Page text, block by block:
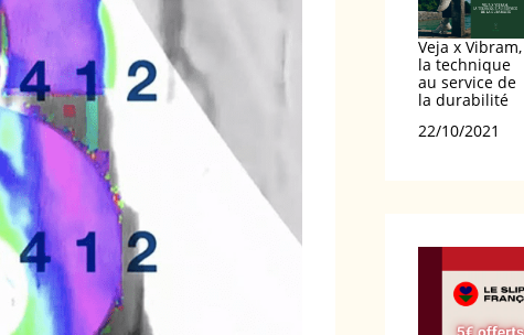
Veja x Vibram,
la technique
au service de
la durabilité
Date
22/10/2021